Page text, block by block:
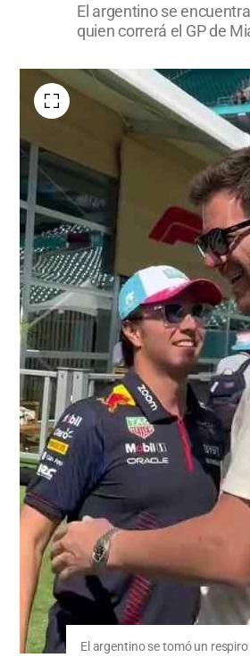
El argentino se
quien correrá el GP de
El argentino se tomó un